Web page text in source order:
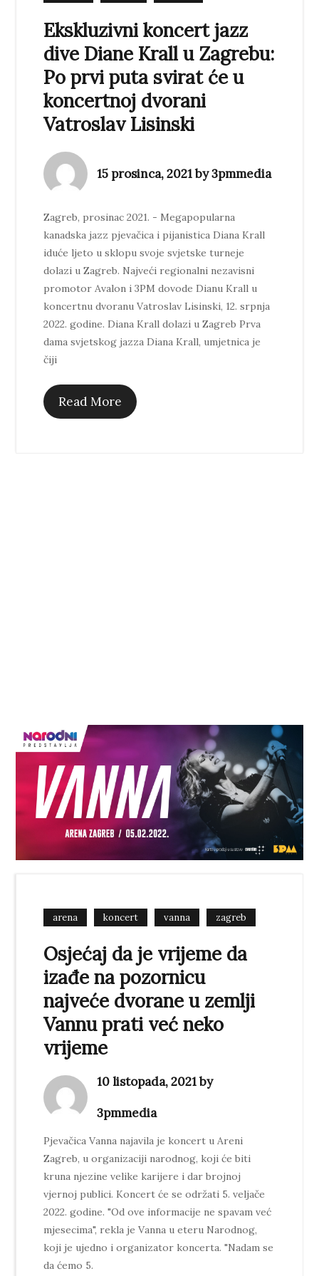
Ekskluzivni koncert jazz
dive Diane Krall u Zagrebu:
Po prvi puta svirat će u
koncertnoj dvorani
Vatroslav Lisinski
15 prosinca, 2021 by 3pmmedia
Zagreb, prosinac 2021. - Megapopularna
kanadska jazz pjevačica i pijanistica Diana Krall
iduće ljeto u sklopu svoje svjetske turneje
dolazi u Zagreb. Najveći regionalni nezavisni
promotor Avalon i 3PM dovode Dianu Krall u
koncertnu dvoranu Vatroslav Lisinski, 12. srpnja
2022. godine. Diana Krall dolazi u Zagreb Prva
dama svjetskog jazza Diana Krall, umjetnica je
čiji
Read More
arena koncert vanna zagreb
Osjećaj da je vrijeme da
izađe na pozornicu
najveće dvorane u zemlji
Vannu prati već neko
vrijeme
10 listopada, 2021 by
3pmmedia
Pjevačica Vanna najavila je koncert u Areni
Zagreb, u organizaciji narodnog, koji će biti
kruna njezine velike karijere i dar brojnoj
vjernoj publici. Koncert će se održati 5. veljače
2022. godine. "Od ove informacije ne spavam već
mjesecima", rekla je Vanna u eteru Narodnog,
koji je ujedno i organizator koncerta. "Nadam se
da ćemo 5.